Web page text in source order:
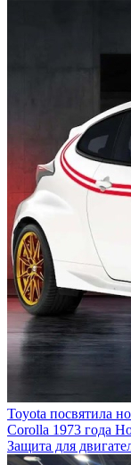
Toyota посвятила
Corolla 1973 года
Защита для